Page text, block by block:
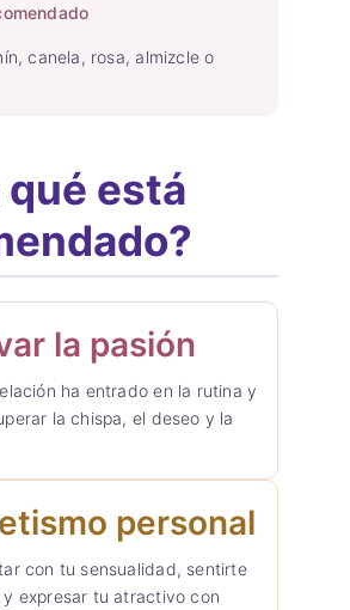
canela, rosa, almizcle o
qué está
la pasión
ha entrado en la rutina y
la chispa, el deseo y la
personal
con tu sensualidad, sentirte
y expresar tu atractivo con